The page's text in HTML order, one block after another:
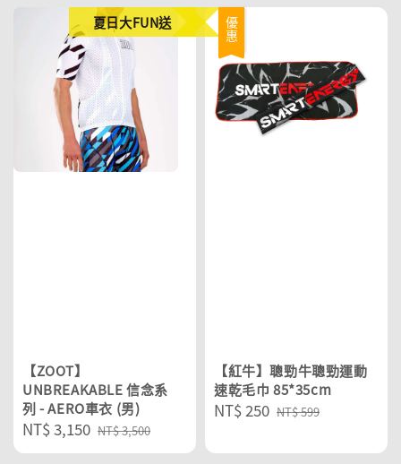
夏日大FUN送
【ZOOT】
UNBREAKABLE 信念系
列 - AERO車衣 (男)
Sale
price
NT$ 3,150 Regular
price
NT$ 3,500
優惠
【紅牛】聰勁牛聰勁運動
速乾毛巾 85*35cm
Sale
NT$ 250 Regular
NT$ 599